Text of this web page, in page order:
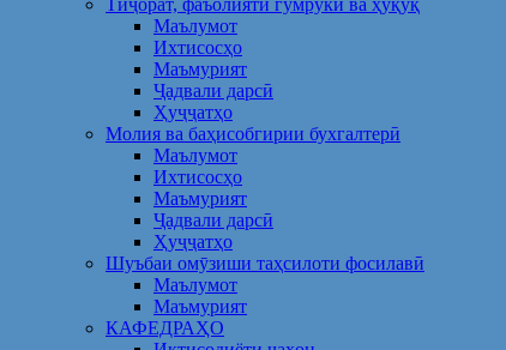
Тиҷорат, фаъолияти гумрукӣ ва ҳуқуқ
Маълумот
Ихтисосҳо
Маъмурият
Ҷадвали дарсӣ
Ҳуҷҷатҳо
Молия ва баҳисобгирии бухгалтерӣ
Маълумот
Ихтисосҳо
Маъмурият
Ҷадвали дарсӣ
Ҳуҷҷатҳо
Шуъбаи омӯзиши таҳсилоти фосилавӣ
Маълумот
Маъмурият
КАФЕДРАҲО